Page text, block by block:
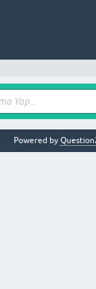
Powered by